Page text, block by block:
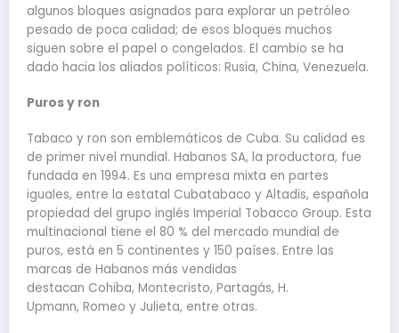
algunos bloques asignados para explorar un petróleo
pesado de poca calidad; de esos bloques muchos
siguen sobre el papel o congelados. El cambio se ha
dado hacia los aliados políticos: Rusia, China, Venezuela.
Puros y ron
Tabaco y ron son emblemáticos de Cuba. Su calidad es
de primer nivel mundial. Habanos SA, la productora, fue
fundada en 1994. Es una empresa mixta en partes
iguales, entre la estatal Cubatabaco y Altadis, española
propiedad del grupo inglés Imperial Tobacco Group. Esta
multinacional tiene el 80 % del mercado mundial de
puros, está en 5 continentes y 150 países. Entre las
marcas de Habanos más vendidas
destacan Cohiba, Montecristo, Partagás, H.
Upmann, Romeo y Julieta, entre otras.